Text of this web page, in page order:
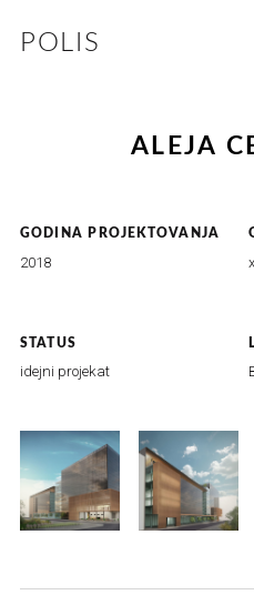
POLIS
ALEJA
GODINA PROJEKTOVANJA
2018
STATUS
idejni projekat